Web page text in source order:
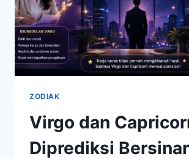
ZODIAK
Virgo dan
Diprediksi